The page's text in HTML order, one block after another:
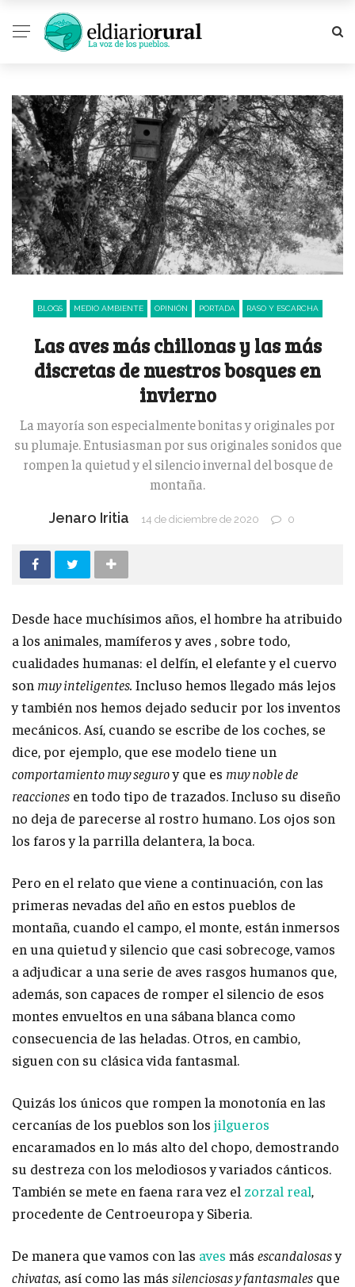
BLOGS MEDIO AMBIENTE OPINIÓN PORTADA RASO Y ESCARCHA
Las aves más chillonas y las más
discretas de nuestros bosques en
invierno
La mayoría son especialmente bonitas y originales por
su plumaje. Entusiasman por sus originales sonidos que
rompen la quietud y el silencio invernal del bosque de
montaña.
Jenaro Iritia 14 de diciembre de 2020 0
Desde hace muchísimos años, el hombre ha atribuido
a los animales, mamíferos y aves , sobre todo,
cualidades humanas: el delfín, el elefante y el cuervo
son muy inteligentes. Incluso hemos llegado más lejos
y también nos hemos dejado seducir por los inventos
mecánicos. Así, cuando se escribe de los coches, se
dice, por ejemplo, que ese modelo tiene un
comportamiento muy seguroy que es muy noble de
reacciones en todo tipo de trazados. Incluso su diseño
no deja de parecerse al rostro humano. Los ojos son
los faros y la parrilla delantera, la boca.
Pero en el relato que viene a continuación, con las
primeras nevadas del año en estos pueblos de
montaña, cuando el campo, el monte, están inmersos
en una quietud y silencio que casi sobrecoge, vamos
a adjudicar a una serie de aves rasgos humanos que,
además, son capaces de romper el silencio de esos
montes envueltos en una sábana blanca como
consecuencia de las heladas. Otros, en cambio,
siguen con su clásica vida fantasmal.
Quizás los únicos que rompen la monotonía en las
cercanías de los pueblos son los jilgueros
encaramados en lo más alto del chopo, demostrando
su destreza con los melodiosos y variados cánticos.
También se mete en faena rara vez el zorzal real,
procedente de Centroeuropa y Siberia.
De manera que vamos con las aves más escandalosasy
chivatas, así como las más silenciosas y fantasmales que